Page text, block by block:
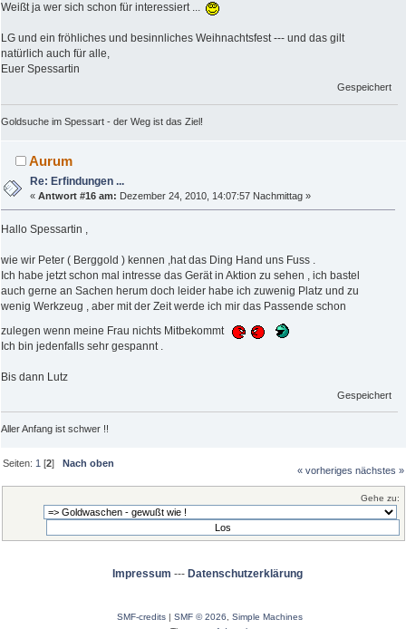
Weißt ja wer sich schon für interessiert ...
LG und ein fröhliches und besinnliches Weihnachtsfest --- und das gilt
natürlich auch für alle,
Euer Spessartin
Gespeichert
Goldsuche im Spessart - der Weg ist das Ziel!
Aurum
Re: Erfindungen ...
«Antwort #16 am: Dezember 24, 2010, 14:07:57 Nachmittag »
Hallo Spessartin ,
wie wir Peter ( Berggold ) kennen ,hat das Ding Hand uns Fuss .
Ich habe jetzt schon mal intresse das Gerät in Aktion zu sehen , ich bastel
auch gerne an Sachen herum doch leider habe ich zuwenig Platz und zu
wenig Werkzeug , aber mit der Zeit werde ich mir das Passende schon
zulegen wenn meine Frau nichts Mitbekommt
Ich bin jedenfalls sehr gespannt .
Bis dann Lutz
Gespeichert
Aller Anfang ist schwer !!
Seiten: 1 [2]Nach oben
« vorheriges nächstes »
Gehe zu:
Impressum --- Datenschutzerklärung
SMF-credits | SMF © 2026
Simple Machines